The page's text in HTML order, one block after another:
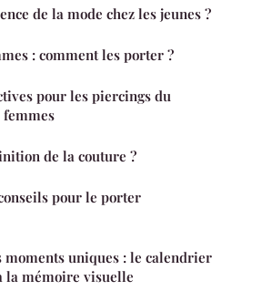
de la mode chez les jeunes ?
: comment les porter ?
pour les piercings du
de la couture ?
pour le porter
uniques : le calendrier
la mémoire visuelle